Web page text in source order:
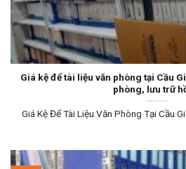
Giá kệ để tài liệu văn phòng tại Cầu
phòng, lưu trữ
Giá Kệ Để Tài Liệu Văn Phòng Tại Cầu